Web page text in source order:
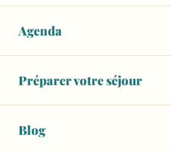
Agenda
Préparer votre séjour
Blog
Horaires non
02 44 81 13
CONTACTEZ-